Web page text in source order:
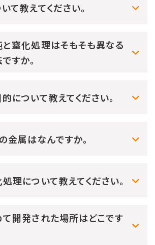
て教えてください。
窒化処理はそもそも異なる
すか。
について教えてください。
金属はなんですか。
理について教えてください。
開発された場所はどこです